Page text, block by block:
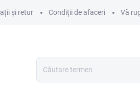
și retur Condiții de afaceri Vă